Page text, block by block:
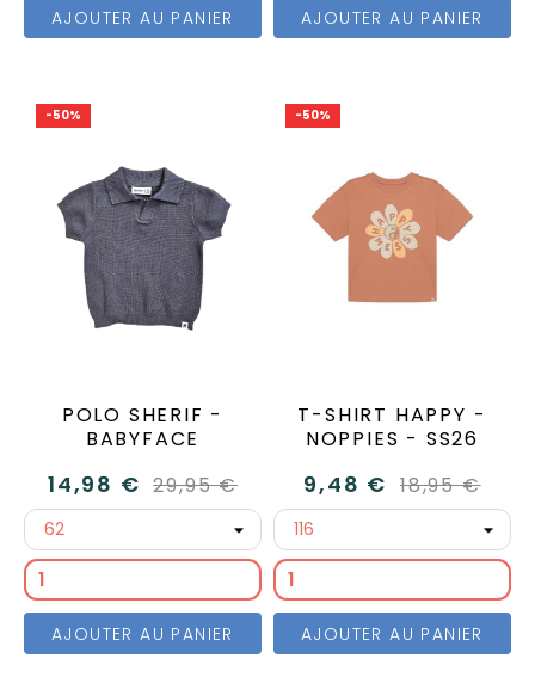
AJOUTER AU PANIER AJOUTER AU PANIER
-50%
POLO SHERIF -
BABYFACE
14,98 € 29,95 €
AJOUTER AU PANIER
-50%
T-SHIRT HAPPY -
NOPPIES - SS26
9,48 € 18,95 €
AJOUTER AU PANIER